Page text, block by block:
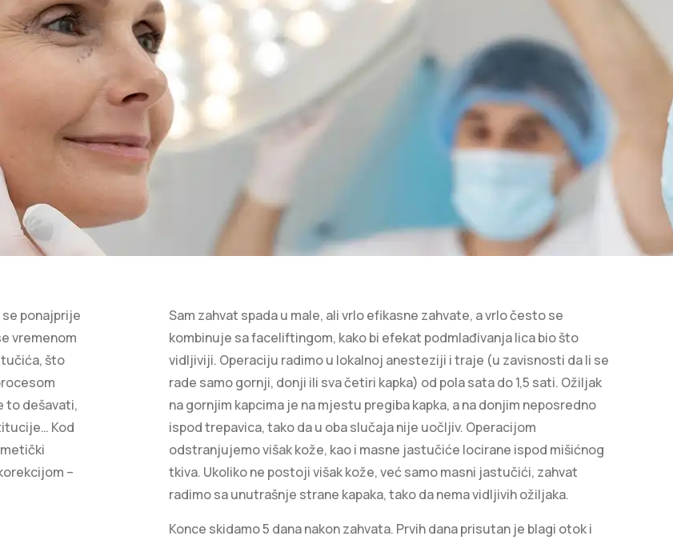
ponajprije
vremenom
što
to dešavati,
Kod
–
Sam zahvat spada u male, ali vrlo efikasne zahvate, a vrlo često se
kombinuje sa faceliftingom, kako bi efekat podmlađivanja lica bio što
vidljiviji. Operaciju radimo u lokalnoj anesteziji i traje (u zavisnosti da li se
rade samo gornji, donji ili sva četiri kapka) od pola sata do 1,5 sati. Ožiljak
na gornjim kapcima je na mjestu pregiba kapka, a na donjim neposredno
ispod trepavica, tako da u oba slučaja nije uočljiv. Operacijom
odstranjujemo višak kože, kao i masne jastučiće locirane ispod mišićnog
tkiva. Ukoliko ne postoji višak kože, već samo masni jastučići, zahvat
radimo sa unutrašnje strane kapaka, tako da nema vidljivih ožiljaka.
Konce skidamo 5 dana nakon zahvata. Prvih dana prisutan je blagi otok i